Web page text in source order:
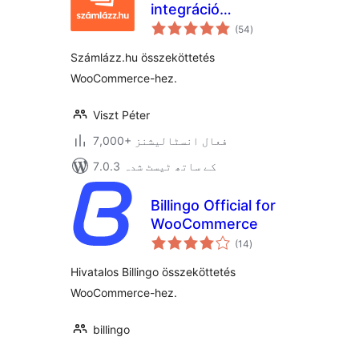
integráció
WooCommerce-
(54مجموعی
درجہ
)
Számlázz.hu összeköttetés
WooCommerce-hez.
Viszt Péter
7,000+ فعال انسٹالیشنز
7.0.3 کے ساتھ ٹیسٹ شدہ
Billingo Official for
WooCommerce
(14مجموعی
درجہ
)
Hivatalos Billingo összeköttetés
WooCommerce-hez.
billingo